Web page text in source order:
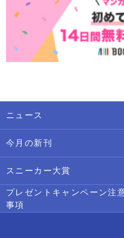
ニュース
今月の新刊
スニーカー大賞
プレゼントキャンペーン注
事項